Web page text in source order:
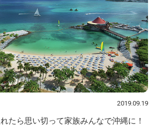
2019.09.19
たら思い切って家族みんなで沖縄に！